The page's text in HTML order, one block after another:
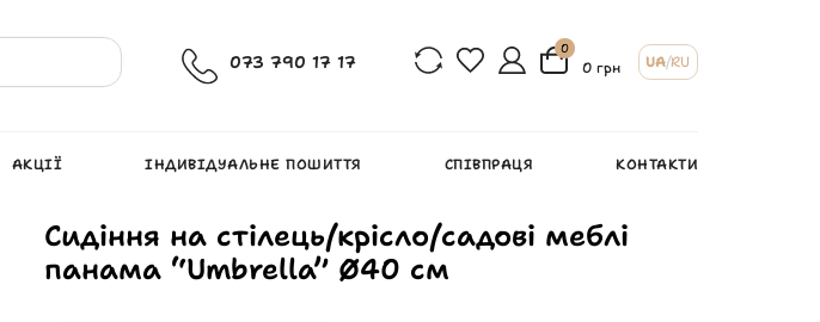
073 790 17 17
0
0 грн UA/RU
АКЦІЇ ІНДИВІДУАЛЬНЕ ПОШИТТЯ СПІВПРАЦЯ КОНТАКТИ
Сидіння на стілець/крісло/садові меблі
панама “Umbrella” Ø40 см